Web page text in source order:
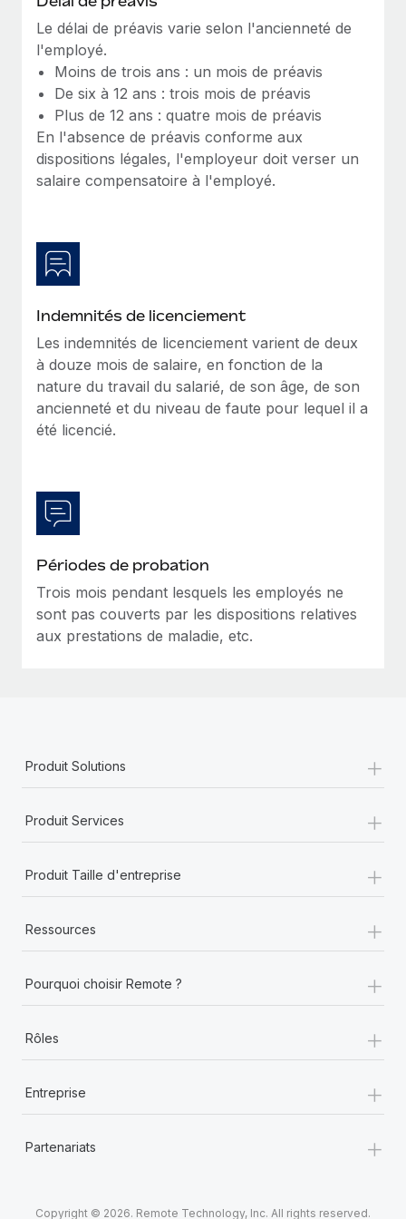
Création d’entité
Établissez des entités rapidement et en toute
conformité
Mobilité et déménagement international
Organisez facilement le déménagement de vos
employés
Avantages sociaux
Explorer le blog
Mises à jour des produits de Remote :
Intégrations Gusto et Xero et Gestion des
freelances Plus
Remote a toujours pour mission d'aider les entreprises de
En savoir plus
Comment Phiture gère ses 55 employés
Phiture, un leader notable du conseil en matière de
croissance mobile internationale, encourage les...
En savoir plus
Le délai de préavis varie selon l'ancienneté de
l'employé.
Moins de trois ans : un mois de préavis
De six à 12 ans : trois mois de préavis
Plus de 12 ans : quatre mois de préavis
En l'absence de préavis conforme aux
dispositions légales, l'employeur doit verser un
salaire compensatoire à l'employé.
Indemnités de licenciement
Les indemnités de licenciement varient de deux
à douze mois de salaire, en fonction de la
nature du travail du salarié, de son âge, de son
ancienneté et du niveau de faute pour lequel il a
été licencié.
Périodes de probation
Trois mois pendant lesquels les employés ne
sont pas couverts par les dispositions relatives
aux prestations de maladie, etc.
Produit Solutions +
Produit Services +
Produit Taille d'entreprise +
Ressources +
Pourquoi choisir Remote ? +
Rôles +
Entreprise +
Partenariats +
Copyright © 2026. Remote Technology, Inc. All rights reserved.